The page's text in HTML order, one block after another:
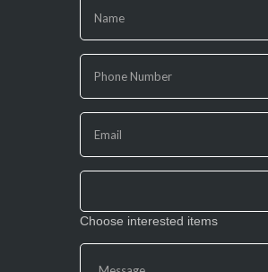
you
are
human,
leave
this
field
Choose interested items